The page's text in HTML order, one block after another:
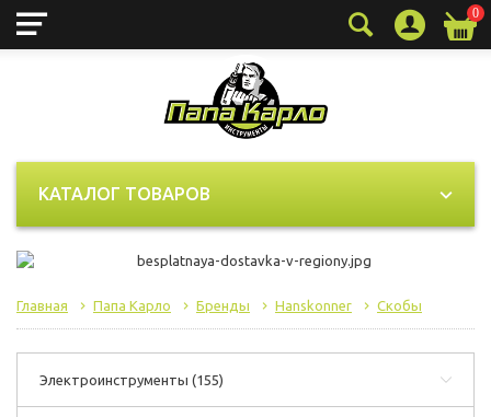
0
КАТАЛОГ ТОВАРОВ
Главная Папа Карло Бренды Hanskonner Скобы
Электроинструменты (155)